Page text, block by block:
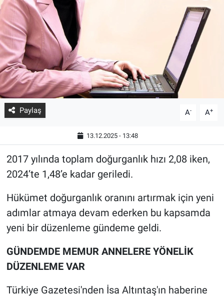
Paylaş A- A+
13.12.2025 - 13:48
2017 yılında toplam doğurganlık hızı 2,08 iken,
2024’te 1,48’e kadar geriledi.
Hükümet doğurganlık oranını artırmak için yeni
adımlar atmaya devam ederken bu kapsamda
yeni bir düzenleme gündeme geldi.
GÜNDEMDE MEMUR ANNELERE YÖNELİK
DÜZENLEME VAR
Türkiye Gazetesi'nden İsa Altıntaş'ın haberine
BLOG